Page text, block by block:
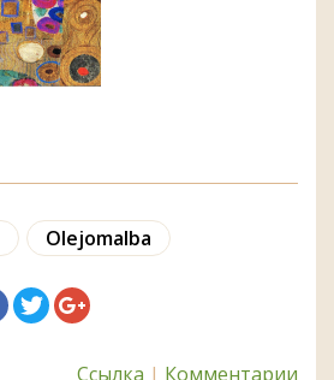
Olejomalba
Ссылка | Комментарии